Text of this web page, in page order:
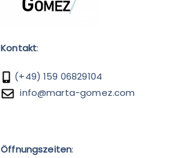
Kontakt:
(+49) 159 06829104
info@marta-gomez.com
Öffnungszeiten: